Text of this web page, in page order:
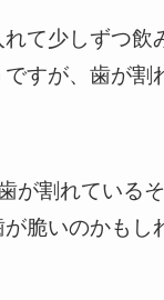
て少しずつ飲
すが、歯が割
が割れている
脆いのかもし